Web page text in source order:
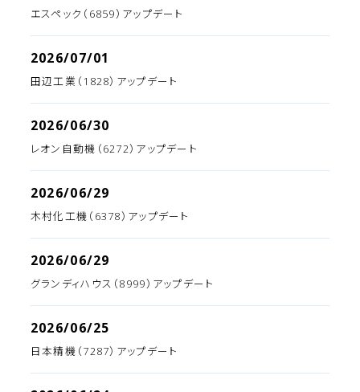
エスペック（6859）アップデート
2026/07/01
田辺工業（1828）アップデート
2026/06/30
レオン自動機（6272）アップデート
2026/06/29
木村化工機（6378）アップデート
2026/06/29
グランディハウス（8999）アップデート
2026/06/25
日本精機（7287）アップデート